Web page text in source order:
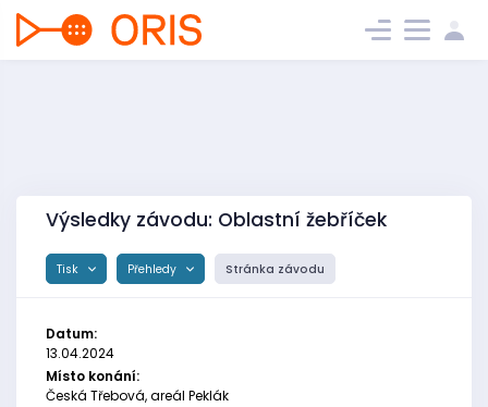
Výsledky závodu: Oblastní žebříček
Tisk Přehledy Stránka závodu
Datum:
13.04.2024
Místo konání:
Česká Třebová, areál Peklák